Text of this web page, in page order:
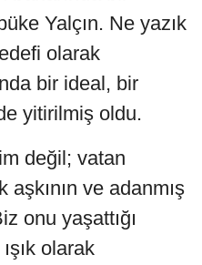
Yalçın. Ne yazık
olarak
bir ideal, bir
yitirilmiş oldu.
değil; vatan
ve adanmış
onu yaşattığı
olarak